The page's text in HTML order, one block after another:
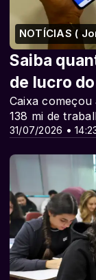
NOTÍCIAS (
31/07/2026 •
Saiba
de lucro do
Caixa
138 mi de